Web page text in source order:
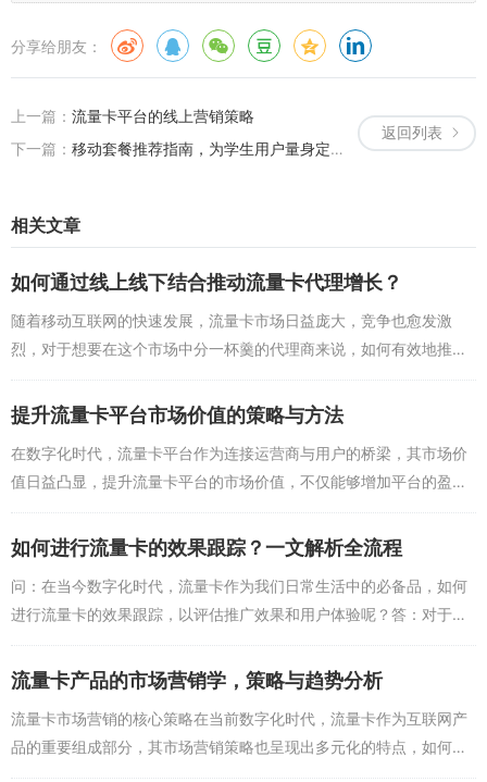
分享给朋友：
返回列表
上一篇： 流量卡平台的线上营销策略
下一篇： 移动套餐推荐指南，为学生用户量身定制的流量卡选择
相关文章
如何通过线上线下结合推动流量卡代理增长？
随着移动互联网的快速发展，流量卡市场日益庞大，竞争也愈发激
烈，对于想要在这个市场中分一杯羹的代理商来说，如何有效地推广
流量卡产品，吸引更多的用户，成为了一个亟待解决的问题，本文将
从线上线下结合的角度，...
提升流量卡平台市场价值的策略与方法
在数字化时代，流量卡平台作为连接运营商与用户的桥梁，其市场价
值日益凸显，提升流量卡平台的市场价值，不仅能够增加平台的盈利
能力，还能提升用户黏性和满意度，以下是一些策略与方法：1、优化
用户体验： -...
如何进行流量卡的效果跟踪？一文解析全流程
问：在当今数字化时代，流量卡作为我们日常生活中的必备品，如何
进行流量卡的效果跟踪，以评估推广效果和用户体验呢？答：对于流
量卡的效果跟踪，确实需要一系列的策略和方法来评估，以下是一些
建议和方法，帮助你进...
流量卡产品的市场营销学，策略与趋势分析
流量卡市场营销的核心策略在当前数字化时代，流量卡作为互联网产
品的重要组成部分，其市场营销策略也呈现出多元化的特点，如何有
效地推广流量卡产品呢？以下是几个核心策略：1、精准定位目标用户